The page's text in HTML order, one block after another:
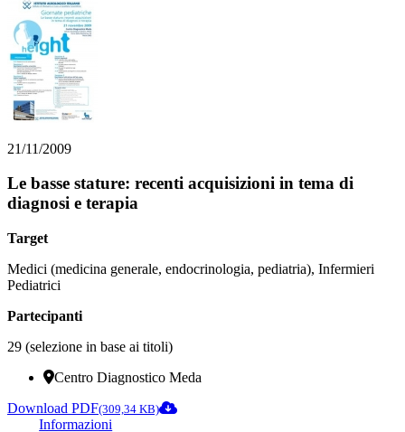
21/11/2009
Le basse stature: recenti acquisizioni in tema di
diagnosi e terapia
Target
Medici (medicina generale, endocrinologia, pediatria), Infermieri
Pediatrici
Partecipanti
29 (selezione in base ai titoli)
Centro Diagnostico Meda
Download PDF(309,34 KB)
Informazioni